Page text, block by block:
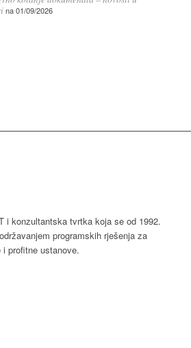
na 01/09/2026
i konzultantska tvrtka koja se od 1992.
programskih rješenja za
profitne ustanove.